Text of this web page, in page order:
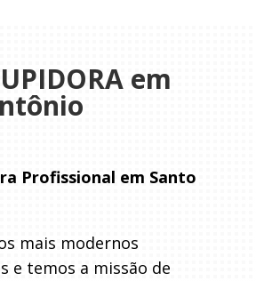
em
Profissional em Santo
mais modernos
e temos a missão de